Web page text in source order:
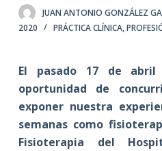
n
o
JUAN ANTONIO GONZÁLEZ
2020
PRÁCTICA CLÍNICA,
El pasado 17 de
oportunidad de
exponer nuestra
semanas como
Fisioterapia del